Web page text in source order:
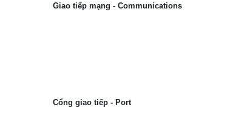
Giao tiếp mạng - Communications
Cổng giao tiếp - Port